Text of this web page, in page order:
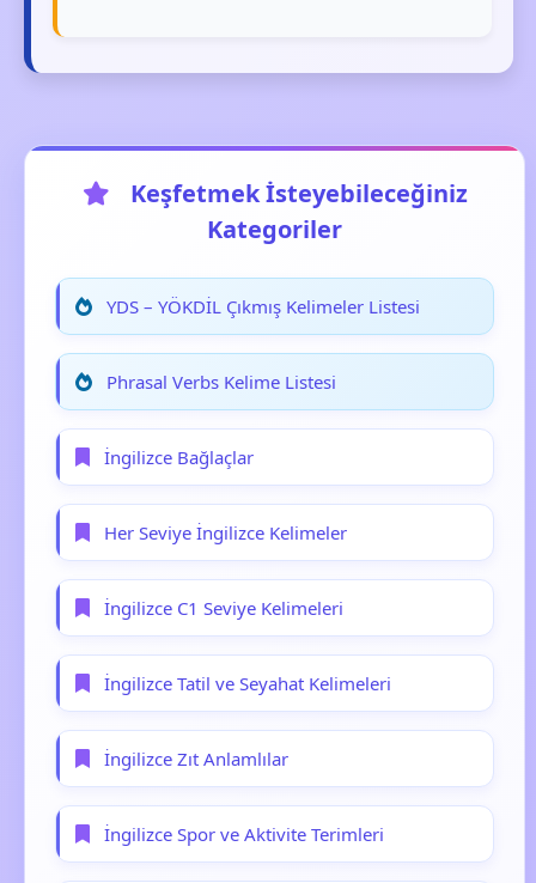
Keşfetmek İsteyebileceğiniz
Kategoriler
YDS – YÖKDİL Çıkmış Kelimeler Listesi
Phrasal Verbs Kelime Listesi
İngilizce Bağlaçlar
Her Seviye İngilizce Kelimeler
İngilizce C1 Seviye Kelimeleri
İngilizce Tatil ve Seyahat Kelimeleri
İngilizce Zıt Anlamlılar
İngilizce Spor ve Aktivite Terimleri